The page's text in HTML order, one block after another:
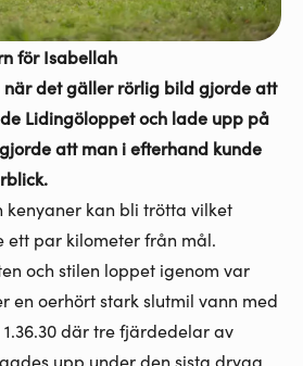
för Isabellah
när det gäller rörlig bild gjorde att
Lidingöloppet och lade upp på
att man i efterhand kunde
kenyaner kan bli trötta vilket
ett par kilometer från mål.
och stilen loppet igenom var
en oerhört stark slutmil vann med
där tre fjärdedelar av
upp under den sista dryga